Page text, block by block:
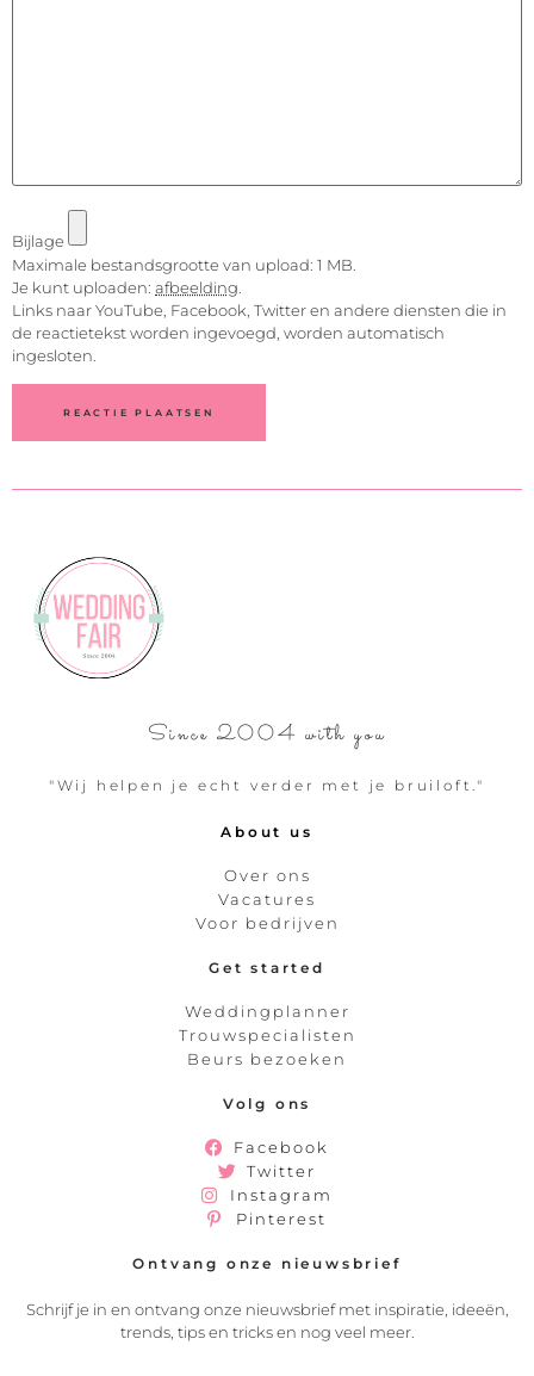
Bijlage
Maximale bestandsgrootte van upload: 1 MB.
Je kunt uploaden: afbeelding
Links naar YouTube, Facebook, Twitter en andere diensten die in
de reactietekst worden ingevoegd, worden automatisch
ingesloten.
Since 2004 with you
"Wij helpen je echt verder met je bruiloft."
About us
Over ons
Vacatures
Voor bedrijven
Get started
Weddingplanner
Trouwspecialisten
Beurs bezoeken
Volg ons
Facebook
Twitter
Instagram
Pinterest
Ontvang onze nieuwsbrief
Schrijf je in en ontvang onze nieuwsbrief met inspiratie, ideeën,
trends, tips en tricks en nog veel meer.